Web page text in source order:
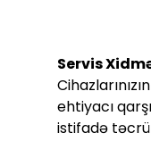
Servis
ehtiyacı
istifadə